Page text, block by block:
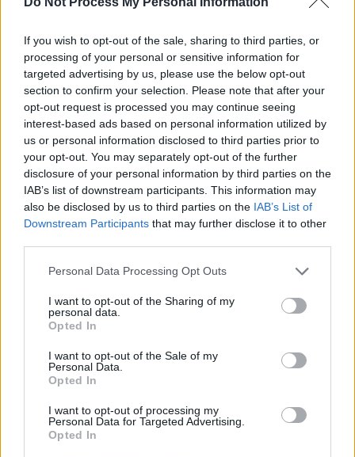
If you wish to opt-out of the sale, sharing to third parties, or
processing of your personal or sensitive information for
targeted advertising by us, please use the below opt-out
section to confirm your selection. Please note that after your
opt-out request is processed you may continue seeing
interest-based ads based on personal information utilized by
us or personal information disclosed to third parties prior to
your opt-out. You may separately opt-out of the further
disclosure of your personal information by third parties on the
IAB’s list of downstream participants. This information may
also be disclosed by us to third parties on the IAB’s List of
Downstream Participants that may further disclose it to other
Personal Data Processing Opt Outs
I want to opt-out of the Sharing of my
personal data.
Opted In
I want to opt-out of the Sale of my
Personal Data.
Opted In
I want to opt-out of processing my
Personal Data for Targeted Advertising.
Opted In
Alle Sender
Meine Tochter nicht